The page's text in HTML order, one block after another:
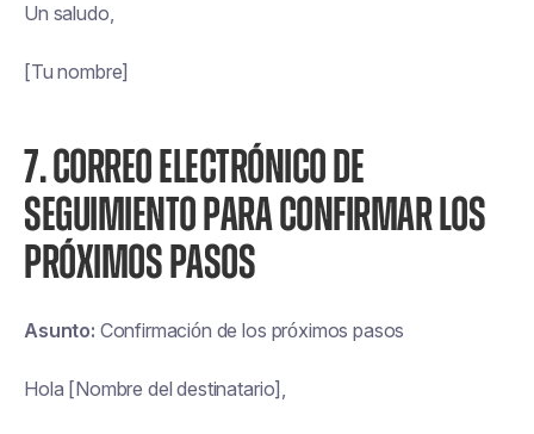
Un saludo,
[Tu nombre]
7. CORREO ELECTRÓNICO DE
SEGUIMIENTO PARA CONFIRMAR LOS
PRÓXIMOS PASOS
Asunto: Confirmación de los próximos pasos
Hola [Nombre del destinatario],